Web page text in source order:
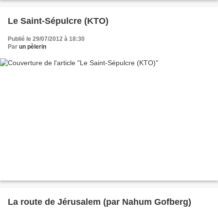
Le Saint-Sépulcre (KTO)
Publié le 29/07/2012 à 18:30
Par un pèlerin
La route de Jérusalem (par Nahum Gofberg)